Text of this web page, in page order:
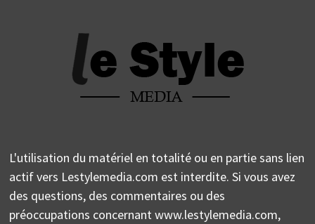
L'utilisation du matériel en totalité ou en partie sans lien
actif vers Lestylemedia.com est interdite. Si vous avez
des questions, des commentaires ou des
préoccupations concernant www.lestylemedia.com,